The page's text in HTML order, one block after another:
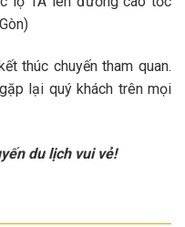
thúc chuyến tham quan.
lại quý khách trên mọi
du lịch vui vẻ!